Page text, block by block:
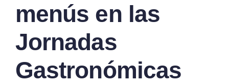
menús en las
Jornadas
Gastronómicas